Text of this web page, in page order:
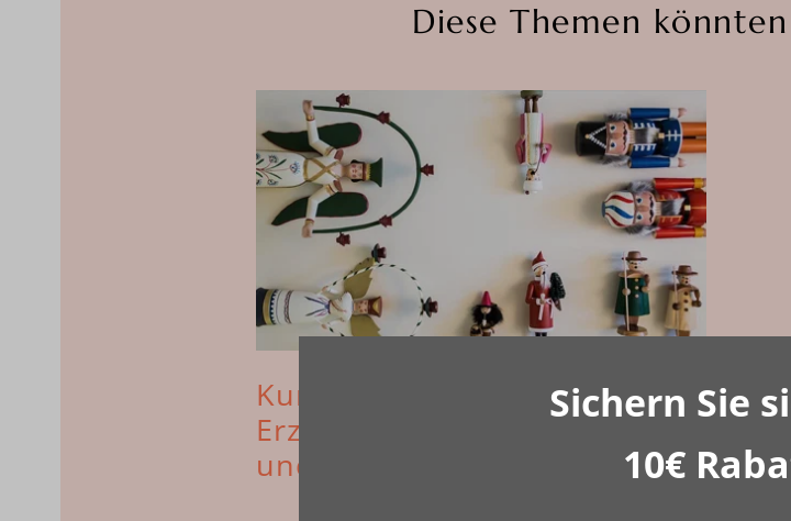
Sichern Sie
10€
Diese Themen
Kunsthandwerk aus dem
Erzgebirge: Stimmungsvoll
und wertbeständig